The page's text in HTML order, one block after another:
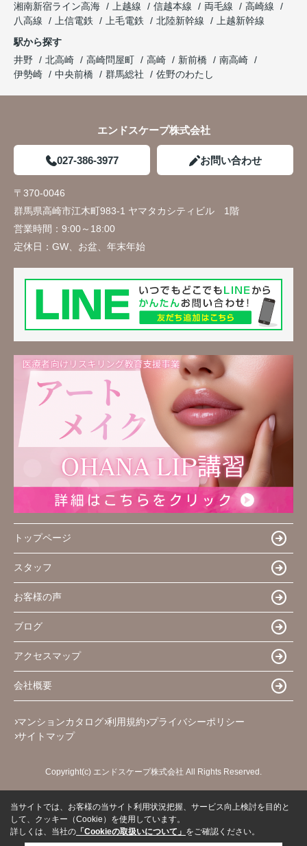
湘南新宿ライン高海
上越線 信越本線 両毛線
高崎線
八高線
上信電鉄 上毛電鉄 北陸新幹線
上越新幹線
駅から探す
井野
北高崎 高崎問屋町 高崎 新前橋
南高崎
伊勢崎
中央前橋 群馬総社 佐野のわたし
エンドスケープ株式会社
027-386-3977 お問い合わせ
〒370-0046
群馬県高崎市江木町983-1 ヤマタカシティビル 1階
営業時間： 9:00～18:00
定休日： GW、お盆、年末年始
トップページ
スタッフ
お客様の声
ブログ
アクセスマップ
会社概要
マンションカタログ 利用規約 プライバシーポリシー
サイトマップ
Copyright(c) エンドスケープ株式会社 All Rights Reserved.
当サイトでは、お客様の当サイト利用状況把握、サービス向上検討を目的と
して、クッキー（Cookie）を使用しています。
詳しくは、当社の 「Cookieの取扱いについて」 をご確認ください。